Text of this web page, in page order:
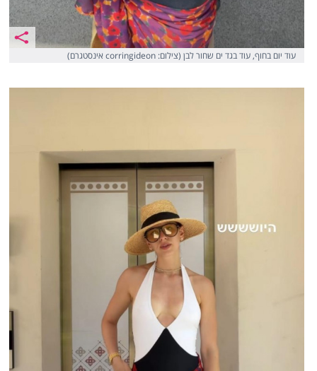
עוד יום בחוף, עוד בגד ים שחור לבן (צילום: corringideon אינסטגרם)